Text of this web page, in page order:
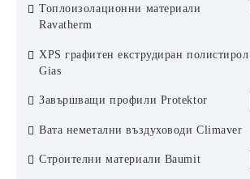
ЕПС графитен стиропор
Аустротерм
Каменни вати Fibran
Топлоизолационни материали
Ravatherm
Каменни вати Ravatherm
XPS графитен екструдиран полистирол
Gias
Завършващи профили Protektor
Завършващи профили за сухо
Вата неметални въздуховоди Climaver
Строителни материали Baumit